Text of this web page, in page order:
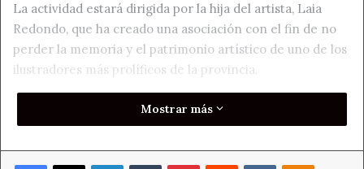
La actividad estará dirigida por la hija del artista, Laia
Redondo, que ha creado una asociación con el fin de no
perder la memoria y el patrimonio artístico de uno de los
ilustradores más prolíficos de la provincia.
Los pequeños que participen podrán pintar en las
paredes del edificio, conocer las figuras y personajes más
destacados de Lolo y colaborar en mantener el
Mostrar más
Facebook
X LinkedInTumblrPinterestReddit VKontakte